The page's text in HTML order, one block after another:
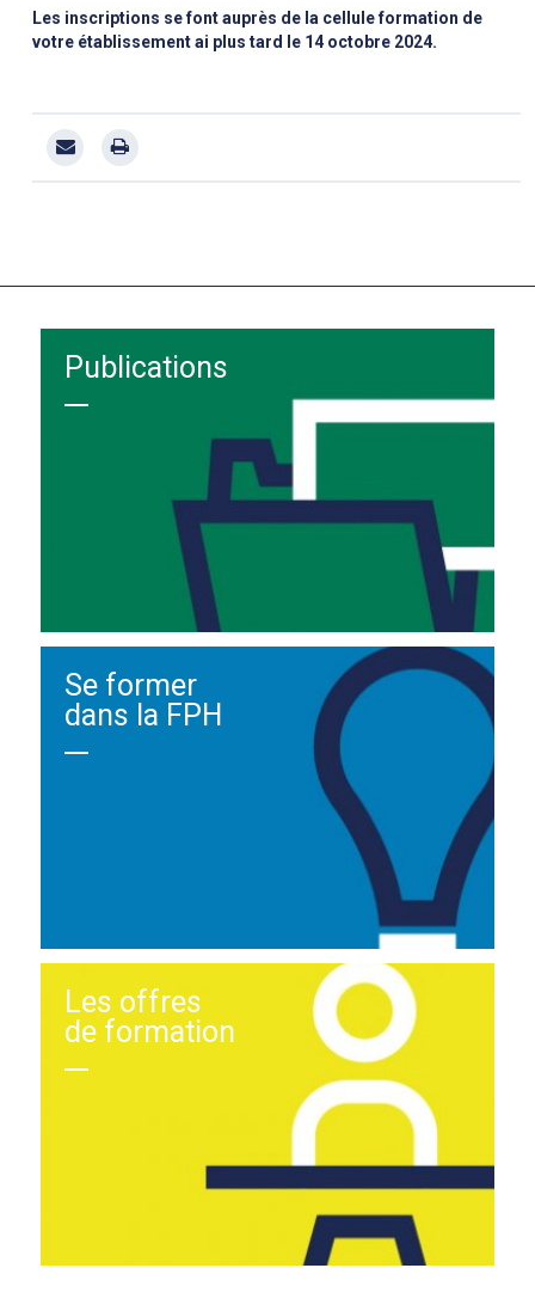
Les inscriptions se font auprès de la cellule formation de
votre établissement ai plus tard le 14 octobre 2024.
Publications
Se former
dans la FPH
Les offres
de formation